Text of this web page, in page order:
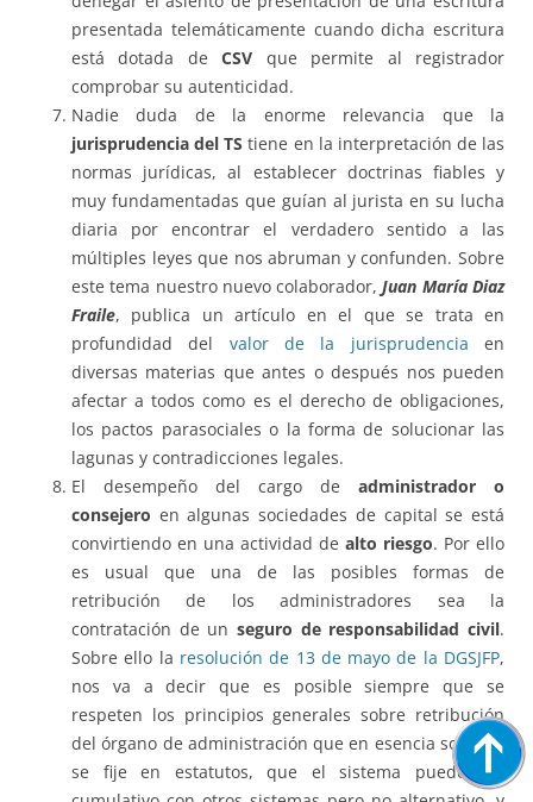
presentada telemáticamente cuando dicha escritura
está dotada deCSV que permite al registrador
comprobar su autenticidad.
Nadie duda de la enorme relevancia que la
jurisprudencia del TS tiene en la interpretación de las
normas jurídicas, al establecer doctrinas fiables y
muy fundamentadas que guían al jurista en su lucha
diaria por encontrar el verdadero sentido a las
múltiples leyes que nos abruman y confunden. Sobre
este tema nuestro nuevo colaborador,Juan María Diaz
Fraile, publica un artículo en el que se trata en
profundidad del valor de la jurisprudencia en
diversas materias que antes o después nos pueden
afectar a todos como es el derecho de obligaciones,
los pactos parasociales o la forma de solucionar las
lagunas y contradicciones legales.
El desempeño del cargo de administrador o
consejero en algunas sociedades de capital se está
convirtiendo en una actividad de alto riesgo. Por ello
es usual que una de las posibles formas de
retribución de los administradores sea la
contratación de un seguro de responsabilidad civil.
Sobre ello la resolución de 13 de mayo de la DGSJFP,
nos va a decir que es posible siempre que se
respeten los principios generales sobre retribución
del órgano de administración que en esencia son que
se fije en estatutos, que el sistema puede ser